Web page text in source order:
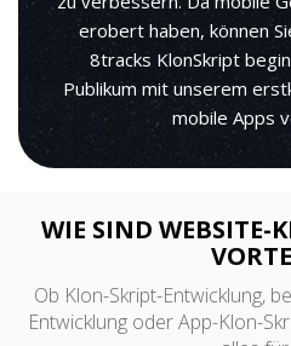
erobert haben, können
8tracks KlonSkript
Publikum mit unserem
mobile Apps
WIE SIND WEBSITE-
Ob Klon-Skript-Entwicklung,
Entwicklung oder App-Klon-